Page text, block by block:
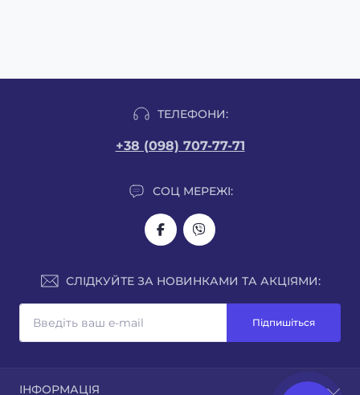
ТЕЛЕФОНИ:
+38 (098) 707-77-71
СОЦ МЕРЕЖІ:
СЛІДКУЙТЕ ЗА НОВИНКАМИ ТА АКЦІЯМИ:
Підпишіться
ІНФОРМАЦІЯ